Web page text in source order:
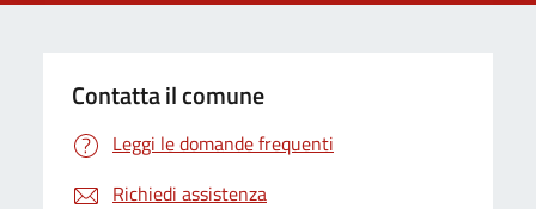
Contatta il comune
Leggi le domande frequenti
Richiedi assistenza